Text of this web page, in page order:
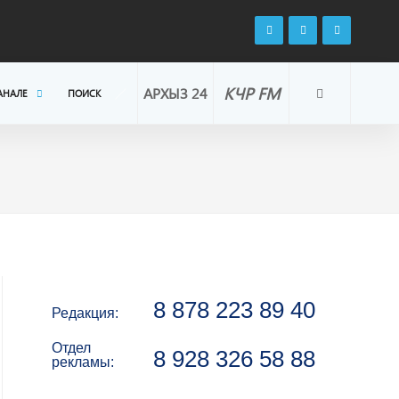
КЧР FM
АРХЫЗ 24
ПОИСК
Редакция: 8 878 223 89 40
Отдел
рекламы:
8 928 326 58 88